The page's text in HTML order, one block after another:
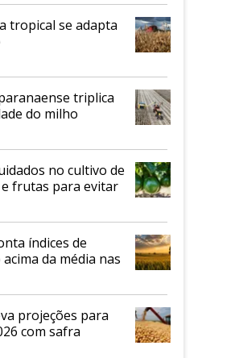
tropical se adapta
triplica
do milho
no cultivo de
frutas para evitar
índices de
da média nas
projeções para
com safra